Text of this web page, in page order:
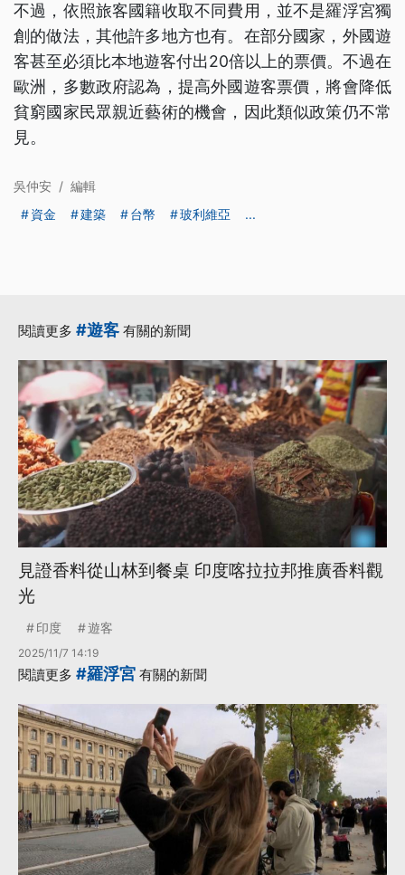
不過，依照旅客國籍收取不同費用，並不是羅浮宮獨
創的做法，其他許多地方也有。在部分國家，外國遊
客甚至必須比本地遊客付出20倍以上的票價。不過在
歐洲，多數政府認為，提高外國遊客票價，將會降低
貧窮國家民眾親近藝術的機會，因此類似政策仍不常
見。
吳仲安 / 編輯
資金
建築 台幣 玻利維亞 ...
閱讀更多 #遊客 有關的新聞
見證香料從山林到餐桌 印度喀拉拉邦推廣香料觀
光
印度 遊客
2025/11/7 14:19
閱讀更多 #羅浮宮 有關的新聞